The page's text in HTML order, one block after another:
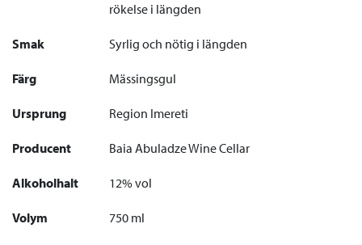
rökelse i längden
Smak Syrlig och nötig i längden
Färg Mässingsgul
Ursprung Region Imereti
Producent Baia Abuladze Wine Cellar
Alkoholhalt 12% vol
Volym 750 ml